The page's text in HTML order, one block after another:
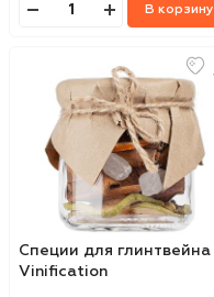
В корзину
Специи для глинтвейна
Vinification